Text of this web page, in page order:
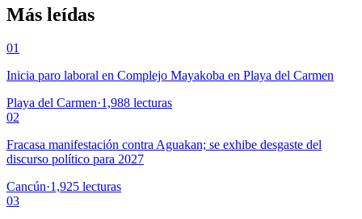
Más leídas
01
Inicia paro laboral en Complejo Mayakoba en Playa del Carmen
Playa del Carmen·1,988 lecturas
02
Fracasa manifestación contra Aguakan; se exhibe desgaste del
discurso político para 2027
Cancún·1,925 lecturas
03